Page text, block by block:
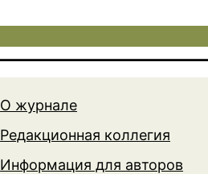
О журнале
Редакционная коллегия
Информация для авторов